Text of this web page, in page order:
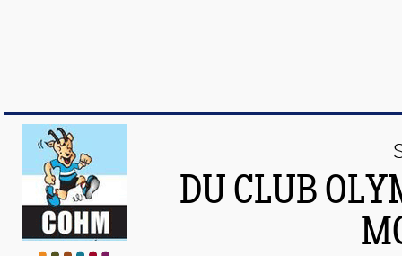
DU CLUB